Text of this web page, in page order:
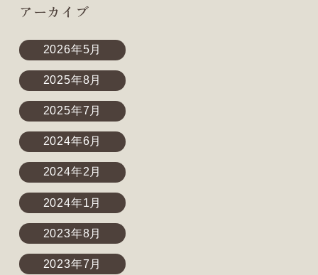
アーカイブ
2026年5月
2025年8月
2025年7月
2024年6月
2024年2月
2024年1月
2023年8月
2023年7月